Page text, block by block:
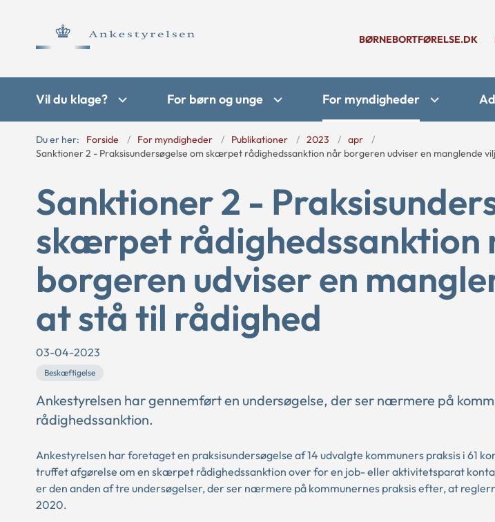
BØRNEBORTFØRELSE.DK
Vil du klage? For børn og unge For myndigheder
Du er her: Forside For myndigheder Publikationer 2023
apr
Sanktioner 2 - Praksisundersøgelse om skærpet rådighedssanktion når borgeren udviser en manglende
Sanktioner 2 -
skærpet rådighedssanktion
borgeren udviser en
at stå til rådighed
03-04-2023
Beskæftigelse
Ankestyrelsen har gennemført en undersøgelse, der ser nærmere på
rådighedssanktion.
Ankestyrelsen har foretaget en praksisundersøgelse af 14 udvalgte kommuners praksis i 61
truffet afgørelse om en skærpet rådighedssanktion over for en job- eller aktivitetsparat
er den anden af tre undersøgelser, der ser nærmere på kommunernes praksis efter, at
2020.